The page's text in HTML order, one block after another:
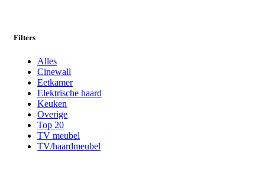
Filters
Alles
Cinewall
Eetkamer
Elektrische haard
Keuken
Overige
Top 20
TV meubel
TV/haardmeubel